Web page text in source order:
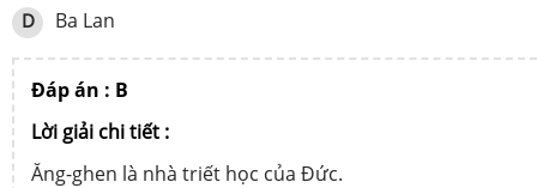
D Ba Lan
Đáp án : B
Lời giải chi tiết :
Ăng-ghen là nhà triết học của Đức.